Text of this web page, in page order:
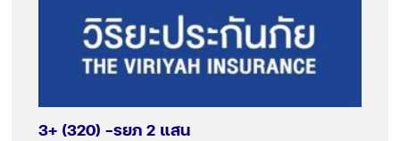
3+ (320) -รยภ 2 แสน